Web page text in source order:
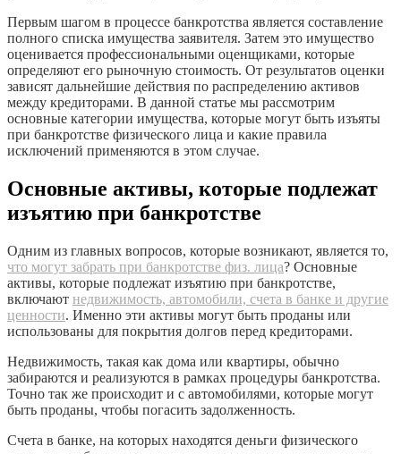
Первым шагом в процессе банкротства является составление
полного списка имущества заявителя. Затем это имущество
оценивается профессиональными оценщиками, которые
определяют его рыночную стоимость. От результатов оценки
зависят дальнейшие действия по распределению активов
между кредиторами. В данной статье мы рассмотрим
основные категории имущества, которые могут быть изъяты
при банкротстве физического лица и какие правила
исключений применяются в этом случае.
Основные активы, которые подлежат
изъятию при банкротстве
Одним из главных вопросов, которые возникают, является то,
что могут забрать при банкротстве физ. лица? Основные
активы, которые подлежат изъятию при банкротстве,
включают недвижимость, автомобили, счета в банке и другие
ценности. Именно эти активы могут быть проданы или
использованы для покрытия долгов перед кредиторами.
Недвижимость, такая как дома или квартиры, обычно
забираются и реализуются в рамках процедуры банкротства.
Точно так же происходит и с автомобилями, которые могут
быть проданы, чтобы погасить задолженность.
Счета в банке, на которых находятся деньги физического